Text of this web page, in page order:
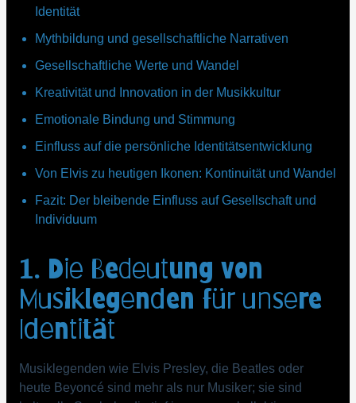
Identität
Mythbildung und gesellschaftliche Narrativen
Gesellschaftliche Werte und Wandel
Kreativität und Innovation in der Musikkultur
Emotionale Bindung und Stimmung
Einfluss auf die persönliche Identitätsentwicklung
Von Elvis zu heutigen Ikonen: Kontinuität und Wandel
Fazit: Der bleibende Einfluss auf Gesellschaft und
Individuum
1. Die Bedeutung von
Musiklegenden für unsere
Identität
Musiklegenden wie Elvis Presley, die Beatles oder
heute Beyoncé sind mehr als nur Musiker; sie sind